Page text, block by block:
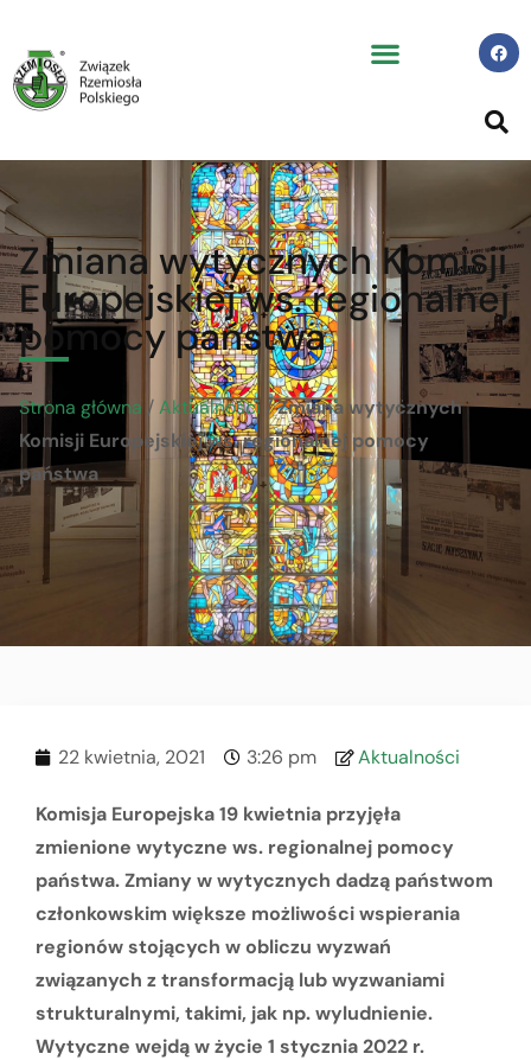
Zmiana wytycznych Komisji
Europejskiej ws. regionalnej
pomocy państwa
Strona główna /Aktualności /Zmiana wytycznych
Komisji Europejskiej ws. regionalnej pomocy
państwa
22 kwietnia, 2021 3:26 pm Aktualności
Komisja Europejska 19 kwietnia przyjęła
zmienione wytyczne ws. regionalnej pomocy
państwa. Zmiany w wytycznych dadzą państwom
członkowskim większe możliwości wspierania
regionów stojących w obliczu wyzwań
związanych z transformacją lub wyzwaniami
strukturalnymi, takimi, jak np. wyludnienie.
Wytyczne wejdą w życie 1 stycznia 2022 r.